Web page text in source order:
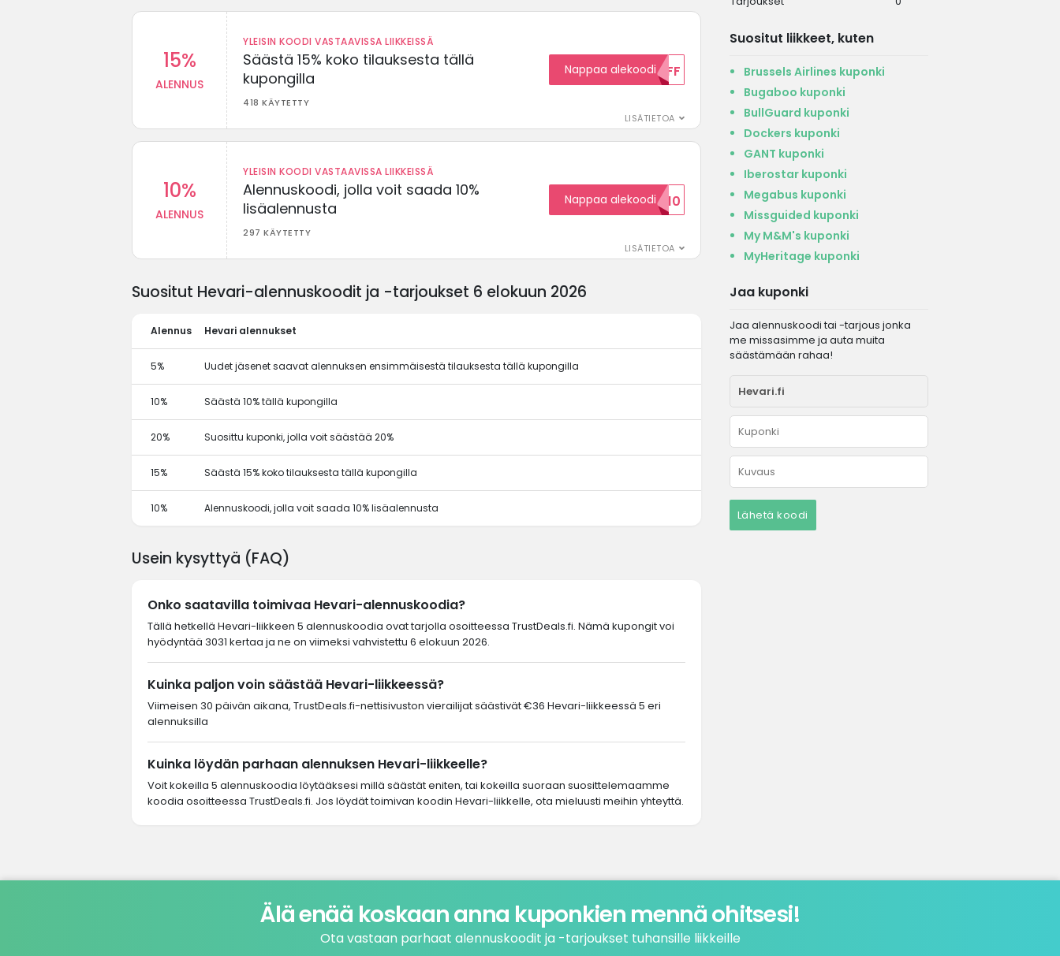
15%
ALENNUS
YLEISIN KOODI VASTAAVISSA LIIKKEISSÄ
Säästä 15% koko tilauksesta tällä
kupongilla
418 KÄYTETTY
LISÄTIETOA
Nappaa alekoodi15OFF
10%
ALENNUS
YLEISIN KOODI VASTAAVISSA LIIKKEISSÄ
Alennuskoodi, jolla voit saada 10%
lisäalennusta
297 KÄYTETTY
LISÄTIETOA
Nappaa alekoodi
ALENNUSKOODID10
Suositut liikkeet, kuten
Brussels Airlines kuponki
Bugaboo kuponki
BullGuard kuponki
Dockers kuponki
GANT kuponki
Iberostar kuponki
Megabus kuponki
Missguided kuponki
My M&M's kuponki
MyHeritage kuponki
Jaa kuponki
Jaa alennuskoodi tai -tarjous jonka
me missasimme ja auta muita
säästämään rahaa!
Lähetä koodi
Suositut Hevari-alennuskoodit ja -tarjoukset 6 elokuun 2026
Alennus Hevari alennukset
5% Uudet jäsenet saavat alennuksen ensimmäisestä tilauksesta tällä kupongilla
10% Säästä 10% tällä kupongilla
20% Suosittu kuponki, jolla voit säästää 20%
15% Säästä 15% koko tilauksesta tällä kupongilla
10% Alennuskoodi, jolla voit saada 10% lisäalennusta
Usein kysyttyä (FAQ)
Onko saatavilla toimivaa Hevari-alennuskoodia?
Tällä hetkellä Hevari-liikkeen 5 alennuskoodia ovat tarjolla osoitteessa TrustDeals.fi. Nämä kupongit voi
hyödyntää 3031 kertaa ja ne on viimeksi vahvistettu 6 elokuun 2026.
Kuinka paljon voin säästää Hevari-liikkeessä?
Viimeisen 30 päivän aikana, TrustDeals.fi-nettisivuston vierailijat säästivät €36 Hevari-liikkeessä 5 eri
alennuksilla
Kuinka löydän parhaan alennuksen Hevari-liikkeelle?
Voit kokeilla 5 alennuskoodia löytääksesi millä säästät eniten, tai kokeilla suoraan suosittelemaamme
koodia osoitteessa TrustDeals.fi. Jos löydät toimivan koodin Hevari-liikkelle, ota mieluusti meihin yhteyttä.
Älä enää koskaan anna kuponkien mennä ohitsesi!
Ota vastaan parhaat alennuskoodit ja -tarjoukset tuhansille liikkeille